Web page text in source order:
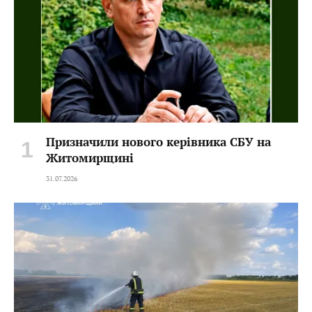
Призначили нового керівника СБУ на
Житомирщині
31.07.2026